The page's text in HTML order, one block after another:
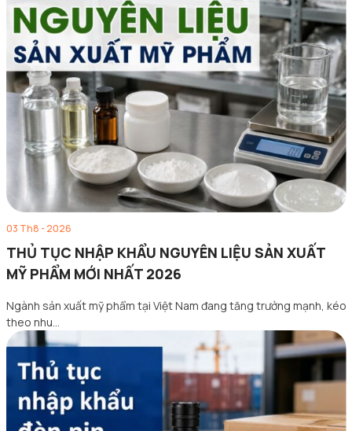
03 Th8 - 2026
THỦ TỤC NHẬP KHẨU NGUYÊN LIỆU SẢN XUẤT
MỸ PHẨM MỚI NHẤT 2026
Ngành sản xuất mỹ phẩm tại Việt Nam đang tăng trưởng mạnh, kéo
theo nhu…